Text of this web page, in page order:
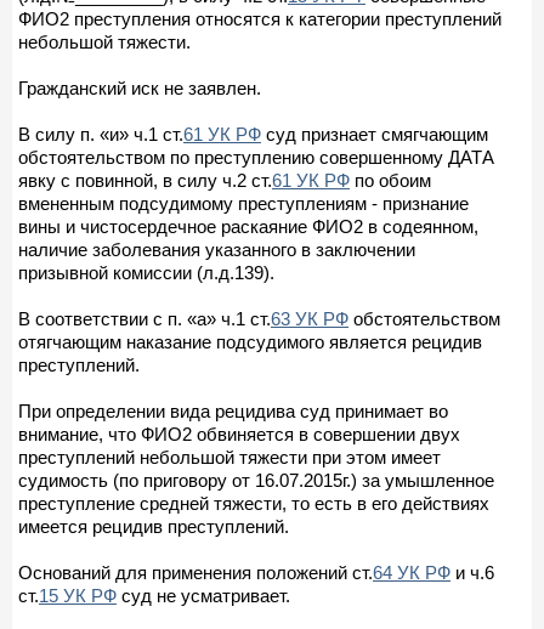
ФИО2 преступления относятся к категории преступлений
небольшой тяжести.
Гражданский иск не заявлен.
В силу п. «и» ч.1 ст.61 УК РФ суд признает смягчающим
обстоятельством по преступлению совершенному ДАТА
явку с повинной, в силу ч.2 ст.61 УК РФ по обоим
вмененным подсудимому преступлениям - признание
вины и чистосердечное раскаяние ФИО2 в содеянном,
наличие заболевания указанного в заключении
призывной комиссии (л.д.139).
В соответствии с п. «а» ч.1 ст.63 УК РФ обстоятельством
отягчающим наказание подсудимого является рецидив
преступлений.
При определении вида рецидива суд принимает во
внимание, что ФИО2 обвиняется в совершении двух
преступлений небольшой тяжести при этом имеет
судимость (по приговору от 16.07.2015г.) за умышленное
преступление средней тяжести, то есть в его действиях
имеется рецидив преступлений.
Оснований для применения положений ст.64 УК РФ и ч.6
ст.15 УК РФ суд не усматривает.